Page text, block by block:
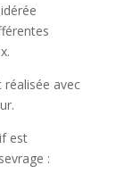
avec
est
: